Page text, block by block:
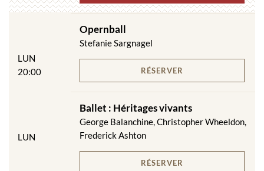
LUN
20:00
Opernball
Stefanie Sargnagel
RÉSERVER
LUN
Ballet : Héritages vivants
George Balanchine, Christopher Wheeldon,
Frederick Ashton
RÉSERVER